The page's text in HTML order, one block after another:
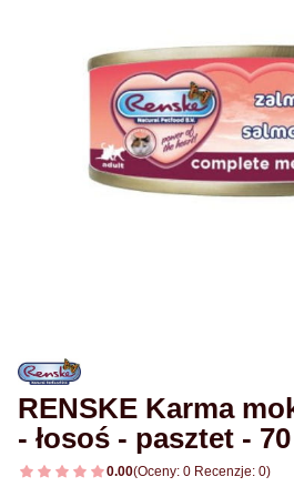
RENSKE Karma
- łosoś - pasztet -
0.00(Oceny: 0 Recenzje: 0)